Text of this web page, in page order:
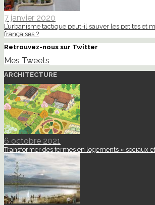
7 janvier 2020
L’urbanisme tactique peut-il sauver les petites et
françaises ?
Retrouvez-nous sur Twitter
Mes Tweets
ARCHITECTURE
6 octobre 2021
Transformer des fermes en logements « sociaux